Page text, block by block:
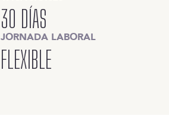
30 DÍAS
JORNADA LABORAL
FLEXIBLE